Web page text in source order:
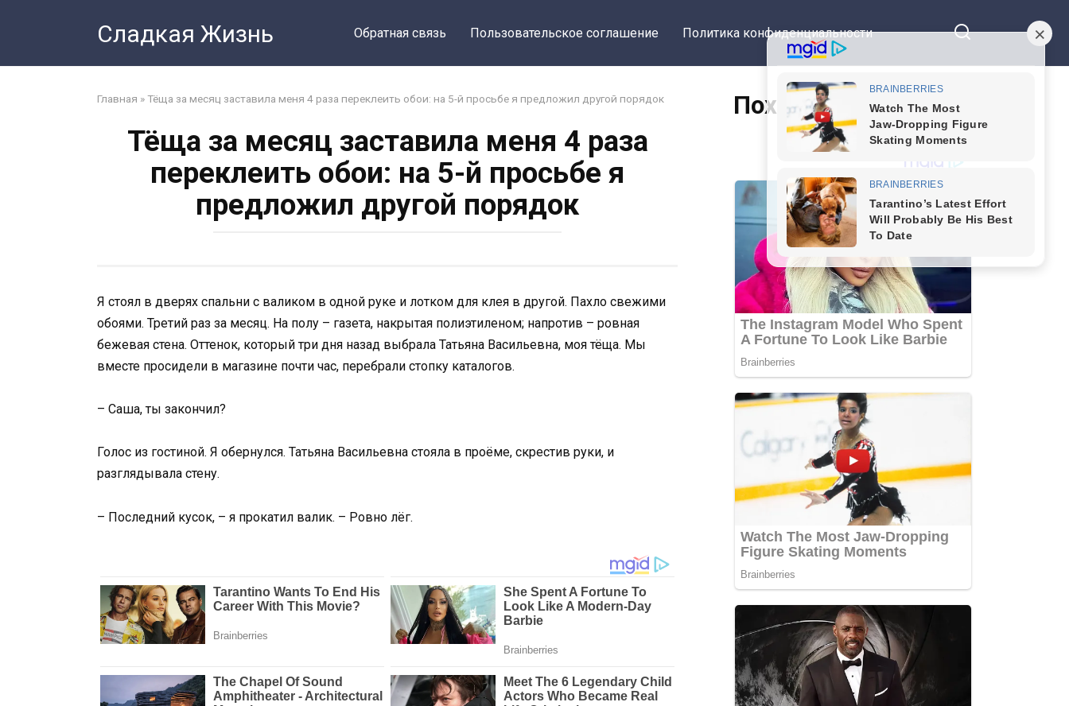
Сладкая Жизнь Обратная связь Пользовательское соглашение Политика конфиденциальности
Главная »Тёща за месяц заставила меня 4 раза переклеить обои: на 5-й просьбе я предложил другой порядок
Тёща за месяц заставила меня 4 раза
переклеить обои: на 5-й просьбе я
предложил другой порядок
Я стоял в дверях спальни с валиком в одной руке и лотком для клея в другой. Пахло свежими
обоями. Третий раз за месяц. На полу – газета, накрытая полиэтиленом; напротив – ровная
бежевая стена. Оттенок, который три дня назад выбрала Татьяна Васильевна, моя тёща. Мы
вместе просидели в магазине почти час, перебрали стопку каталогов.
– Саша, ты закончил?
Голос из гостиной. Я обернулся. Татьяна Васильевна стояла в проёме, скрестив руки, и
разглядывала стену.
– Последний кусок, – я прокатил валик. – Ровно лёг.
Похожие статьи